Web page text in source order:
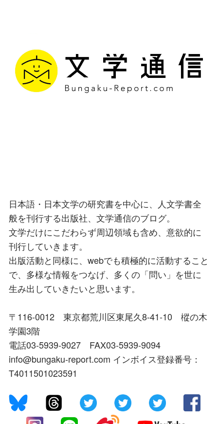
日本語・日本文学の研究書を中心に、人文学書全
般を刊行する出版社、文学通信のブログ。
文学だけにこだわらず周辺領域も含め、意欲的に
刊行していきます。
出版活動と同様に、webでも積極的に活動すること
で、多様な情報をつなげ、多くの「問い」を世に
生み出していきたいと思います。
〒116-0012 東京都荒川区東尾久8-41-10 樅の木
学園3階
電話03-5939-9027 FAX03-5939-9094
info@bungaku-report.com インボイス登録番号：
T4011501023591